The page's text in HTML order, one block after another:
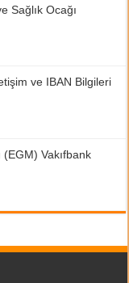
Sağlık Ocağı
ve IBAN Bilgileri
Vakıfbank